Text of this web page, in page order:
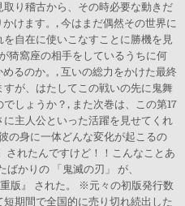
り稽古から、その時必要な動きだ
けます。, 今はまだ偶然その世界に
自在に使いこなすことに勝機を見
猗窩座の相手をしているうちに何
るのか。, 互いの総力をかけた最終
が、はたしてこの戦いの先に鬼舞
しょうか？, また次巻は、この第17
主人公といった活躍を見せてくれ
の身に一体どんな変化が起こるの
されたんですけど！！こんなことあ
かりの 「鬼滅の刃」 が、
版』 された。 ※元々の初版発行数
期間で全国的に売り切れ続出した